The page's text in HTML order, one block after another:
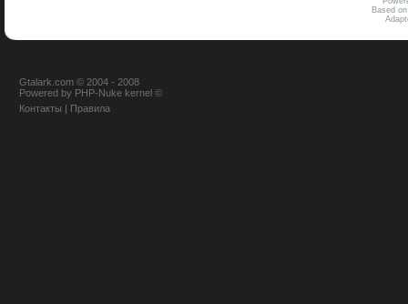
Based
Gtalark.com © 2004 - 2008
Powered by PHP-Nuke kernel ©
Контакты | Правила